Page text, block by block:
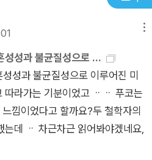
일으킬 것이다. 독자들은 이 책을
로 나아갈 수 있을 뿐만 아니
는 '삶에 대한 성찰'로 명확한 의식
것이다.”
을 추가한 것에 불과(?)하다. 이렇
끌어내기 위해 푸코의 텍스트들
가면서 추리소설을 쓰듯이 집요
이 아니다.. 다만 라캉, 르장드
접하기 어려운 세 저자를 묶어내
힘이 조금 많이 떨어진다.. 그
이 책의 제목을 <야전과 영원>이
수 있지만.. 왠지 그 가벼움은 역사
전후 일본사회라는 토양에서 비롯
성성과 불균질성으로 ...
성과 불균질성으로 이루어진 미
낌이었다고 할까요?두 철학자의
는데 ᆢ 차근차근 읽어봐야겠네요,